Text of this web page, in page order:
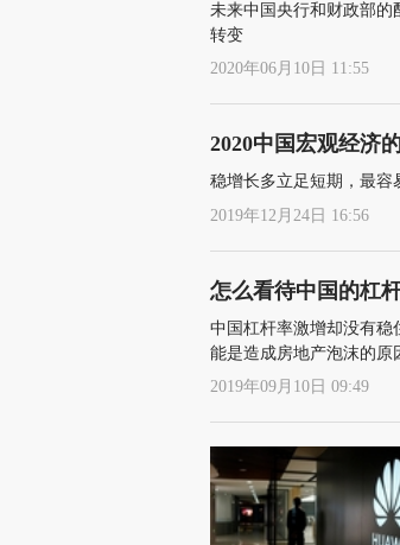
未来中国央行和财政部的
转变
2020年06月10日 11:55
2020中国宏观经济
稳增长多立足短期，最容
2019年12月24日 16:56
怎么看待中国的杠
中国杠杆率激增却没有稳
能是造成房地产泡沫的原
2019年09月10日 09:49